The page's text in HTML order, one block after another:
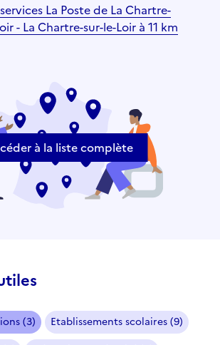
La Poste de La Chartre-
- La Chartre-sur-le-Loir à 11 km
à la liste complète
(3)
Etablissements scolaires (9)